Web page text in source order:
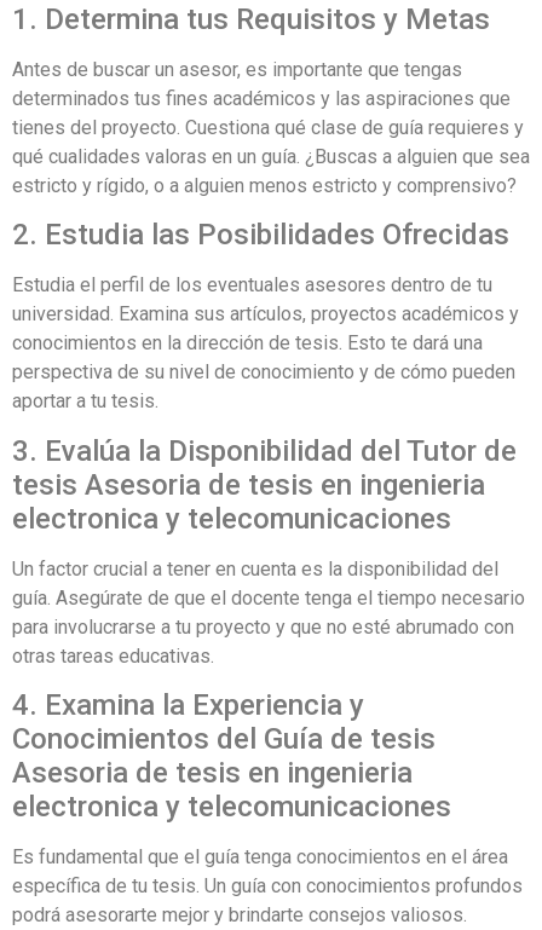
1. Determina tus Requisitos y Metas
Antes de buscar un asesor, es importante que tengas
determinados tus fines académicos y las aspiraciones que
tienes del proyecto. Cuestiona qué clase de guía requieres y
qué cualidades valoras en un guía. ¿Buscas a alguien que sea
estricto y rígido, o a alguien menos estricto y comprensivo?
2. Estudia las Posibilidades Ofrecidas
Estudia el perfil de los eventuales asesores dentro de tu
universidad. Examina sus artículos, proyectos académicos y
conocimientos en la dirección de tesis. Esto te dará una
perspectiva de su nivel de conocimiento y de cómo pueden
aportar a tu tesis.
3. Evalúa la Disponibilidad del Tutor de
tesis Asesoria de tesis en ingenieria
electronica y telecomunicaciones
Un factor crucial a tener en cuenta es la disponibilidad del
guía. Asegúrate de que el docente tenga el tiempo necesario
para involucrarse a tu proyecto y que no esté abrumado con
otras tareas educativas.
4. Examina la Experiencia y
Conocimientos del Guía de tesis
Asesoria de tesis en ingenieria
electronica y telecomunicaciones
Es fundamental que el guía tenga conocimientos en el área
específica de tu tesis. Un guía con conocimientos profundos
podrá asesorarte mejor y brindarte consejos valiosos.